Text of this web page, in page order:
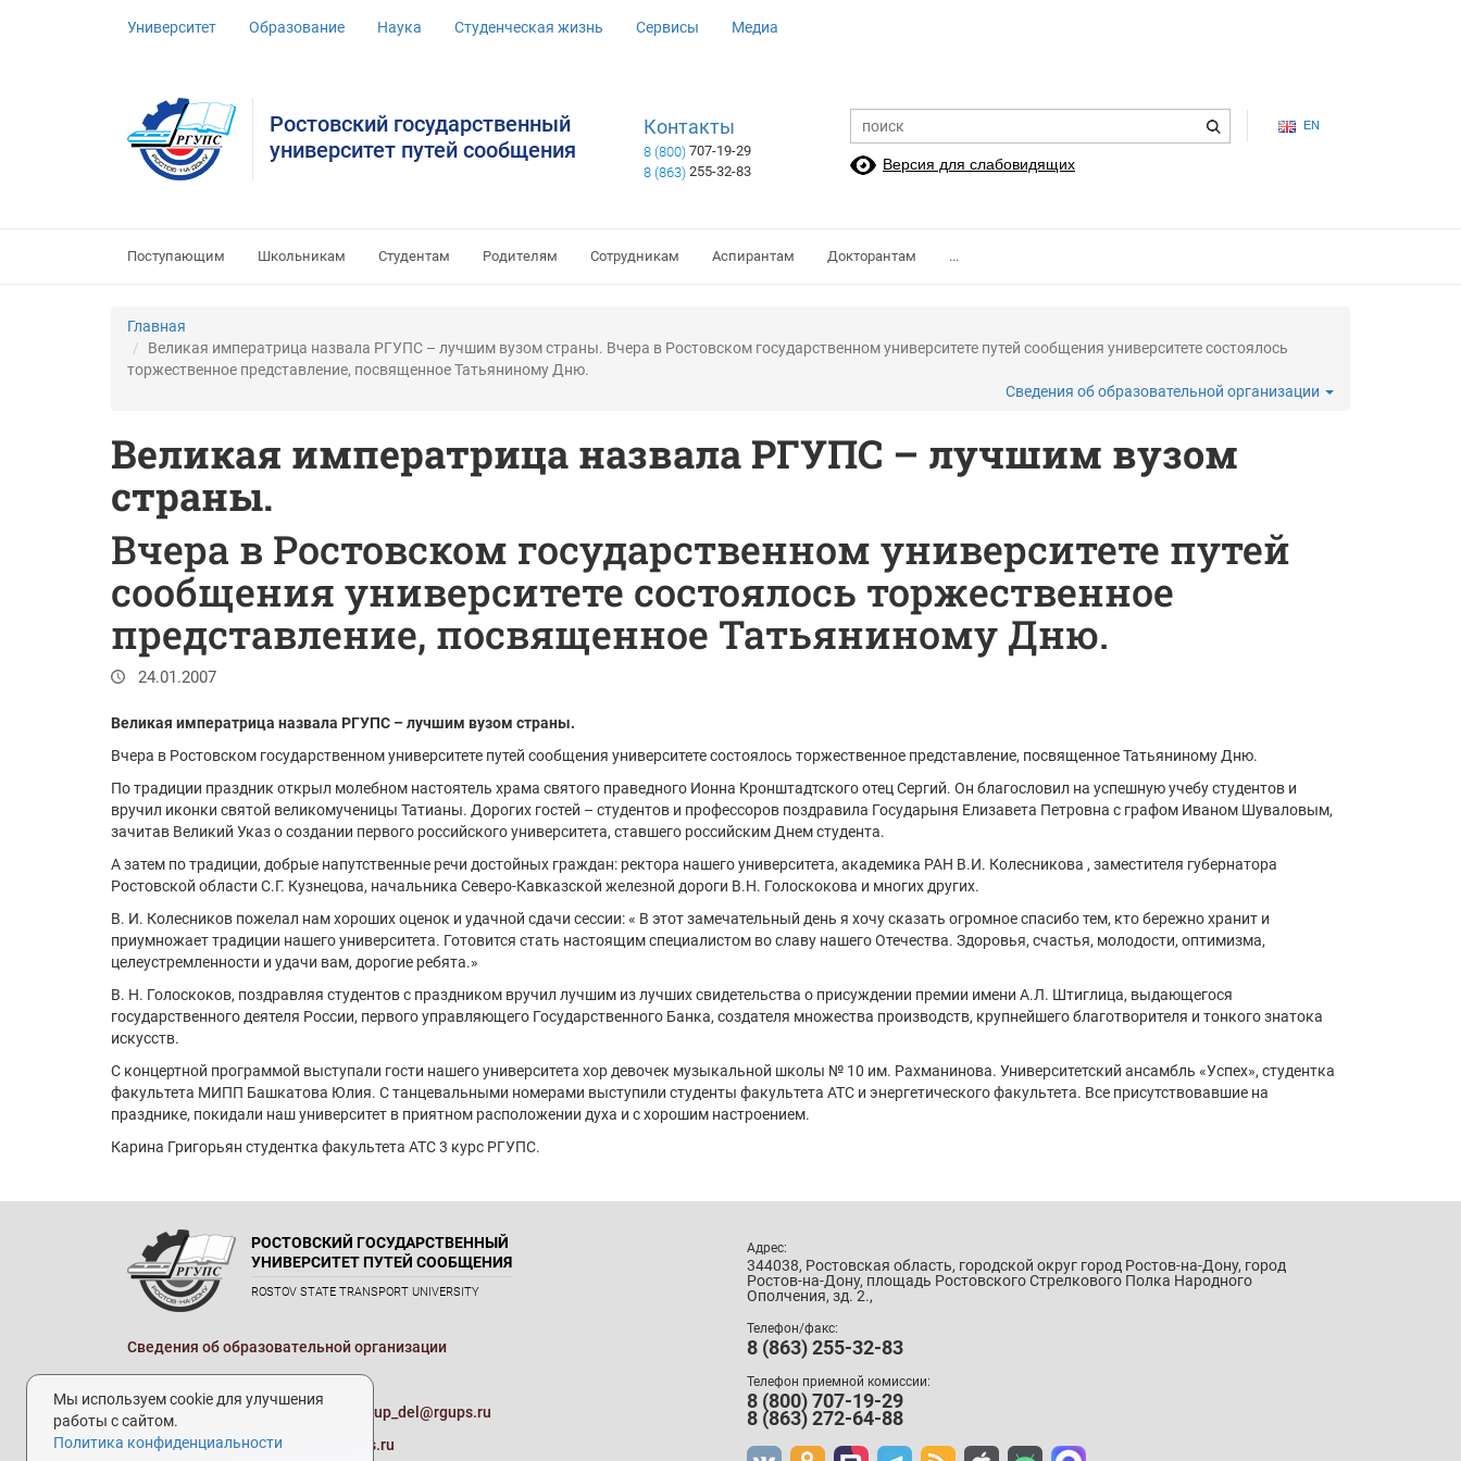
Университет Образование Наука Студенческая жизнь Сервисы Медиа
EN
Ростовский государственный
университет путей сообщения
Контакты
8 (800) 707-19-29
8 (863) 255-32-83 Версия для слабовидящих
Поступающим Школьникам Студентам Родителям Сотрудникам Аспирантам Докторантам ...
Главная
Великая императрица назвала РГУПС – лучшим вузом страны. Вчера в Ростовском государственном университете путей сообщения университете состоялось
торжественное представление, посвященное Татьяниному Дню.
Сведения об образовательной организации
Великая императрица назвала РГУПС – лучшим вузом
страны.
Вчера в Ростовском государственном университете путей
сообщения университете состоялось торжественное
представление, посвященное Татьяниному Дню.
24.01.2007
Великая императрица назвала РГУПС – лучшим вузом страны.
Вчера в Ростовском государственном университете путей сообщения университете состоялось торжественное представление, посвященное Татьяниному Дню.
По традиции праздник открыл молебном настоятель храма святого праведного Ионна Кронштадтского отец Сергий. Он благословил на успешную учебу студентов и
вручил иконки святой великомученицы Татианы. Дорогих гостей – студентов и профессоров поздравила Государыня Елизавета Петровна с графом Иваном Шуваловым,
зачитав Великий Указ о создании первого российского университета, ставшего российским Днем студента.
А затем по традиции, добрые напутственные речи достойных граждан: ректора нашего университета, академика РАН В.И. Колесникова , заместителя губернатора
Ростовской области С.Г. Кузнецова, начальника Северо-Кавказской железной дороги В.Н. Голоскокова и многих других.
В. И. Колесников пожелал нам хороших оценок и удачной сдачи сессии: « В этот замечательный день я хочу сказать огромное спасибо тем, кто бережно хранит и
приумножает традиции нашего университета. Готовится стать настоящим специалистом во славу нашего Отечества. Здоровья, счастья, молодости, оптимизма,
целеустремленности и удачи вам, дорогие ребята.»
В. Н. Голоскоков, поздравляя студентов с праздником вручил лучшим из лучших свидетельства о присуждении премии имени А.Л. Штиглица, выдающегося
государственного деятеля России, первого управляющего Государственного Банка, создателя множества производств, крупнейшего благотворителя и тонкого знатока
искусств.
С концертной программой выступали гости нашего университета хор девочек музыкальной школы № 10 им. Рахманинова. Университетский ансамбль «Успех», студентка
факультета МИПП Башкатова Юлия. С танцевальными номерами выступили студенты факультета АТС и энергетического факультета. Все присутствовавшие на
празднике, покидали наш университет в приятном расположении духа и с хорошим настроением.
Карина Григорьян студентка факультета АТС 3 курс РГУПС.
РОСТОВСКИЙ ГОСУДАРСТВЕННЫЙ
УНИВЕРСИТЕТ ПУТЕЙ СООБЩЕНИЯ
ROSTOV STATE TRANSPORT UNIVERSITY
Сведения об образовательной организации
Реквизиты
Электронная почта университета: up_del@rgups.ru
Приемная комиссия:prkom@rgups.ru
Адрес:
344038, Ростовская область, городской округ город Ростов-на-Дону, город
Ростов-на-Дону, площадь Ростовского Стрелкового Полка Народного
Ополчения, зд. 2.,
Телефон/факс:
8 (863) 255-32-83
Телефон приемной комиссии:
8 (800) 707-19-29
8 (863) 272-64-88
Мы используем cookie для улучшения
работы с сайтом.
Политика конфиденциальности